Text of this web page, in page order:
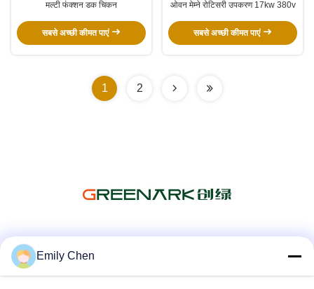
मल्टी फंक्शन डक चिकन
सबसे अच्छी कीमत पाएं
ओवन मेम्ने रोटिसरी उपकरण 17kw 380v
सबसे अच्छी कीमत पाएं
1 2
Emily Chen